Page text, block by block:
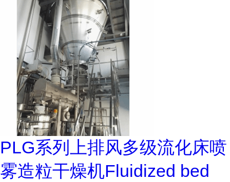
PLG系列上排风多级流化床喷
雾造粒干燥机Fluidized bed